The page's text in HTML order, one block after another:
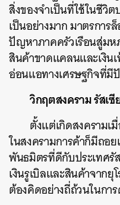
สิ่งของจำเป็นที่ใช้ในชีวิ
เป็นอย่างมาก มาตรการ
ปัญหาภาคครัวเรือนสู่มห
สินค้าขาดแคลนและเงิน
อ่อนแอทางเศรษฐกิจที่
วิกฤตสงคราม รัสเซี
ตั้งแต่เกิดสงคราม
ในสงครามการค้าก็มีถอ
พันธมิตรที่ดีกับประเทศรั
เงินรูเบิลและสินค้าจาก
ต้องคิดอย่างถี่ถ้วนในกา